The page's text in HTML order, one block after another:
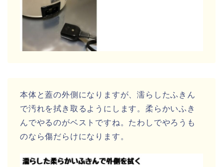
本体と蓋の外側になりますが、濡らしたふきん
で汚れを拭き取るようにします。柔らかいふき
んでやるのがベストですね。たわしでやろうも
のなら傷だらけになります。